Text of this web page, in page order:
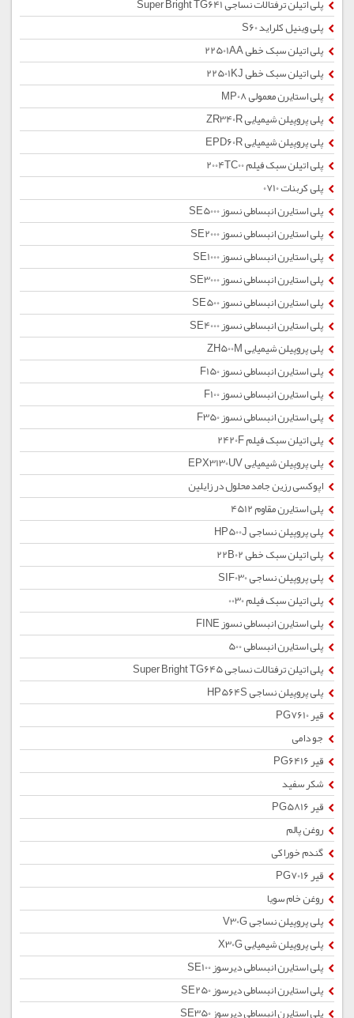
پلی اتیلن ترفتالات نساجی Super Bright TG641
پلی وینیل کلراید S60
پلی اتیلن سبک خطی 22501AA
پلی اتیلن سبک خطی 22501KJ
پلی استایرن معمولی MP08
پلی پروپیلن شیمیایی ZR340R
پلی پروپیلن شیمیایی EPD60R
پلی اتیلن سبک فیلم 2004TC00
پلی کربنات 0710
پلی استایرن انبساطی نسوز SE5000
پلی استایرن انبساطی نسوز SE2000
پلی استایرن انبساطی نسوز SE1000
پلی استایرن انبساطی نسوز SE3000
پلی استایرن انبساطی نسوز SE500
پلی استایرن انبساطی نسوز SE4000
پلی پروپیلن شیمیایی ZH500M
پلی استایرن انبساطی نسوز F150
پلی استایرن انبساطی نسوز F100
پلی استایرن انبساطی نسوز F350
پلی اتیلن سبک فیلم 2420F
پلی پروپیلن شیمیایی EPX3130UV
اپوکسی رزین جامد محلول در زایلین
پلی استایرن مقاوم 4512
پلی پروپیلن نساجی HP500J
پلی اتیلن سبک خطی 22B02
پلی پروپیلن نساجی SIF030
پلی اتیلن سبک فیلم 0030
پلی استایرن انبساطی نسوز FINE
پلی استایرن انبساطی 500
پلی اتیلن ترفتالات نساجی Super Bright TG645
پلی پروپیلن نساجی HP564S
قیر PG7610
جو دامی
قیر PG6416
شکر سفید
قیر PG5816
روغن پالم
گندم خوراکی
قیر PG7016
روغن خام سویا
پلی پروپیلن نساجی V30G
پلی پروپیلن شیمیایی X30G
پلی استایرن انبساطی دیرسوز SE100
پلی استایرن انبساطی دیرسوز SE250
پلی استایرن انبساطی دیرسوز SE350